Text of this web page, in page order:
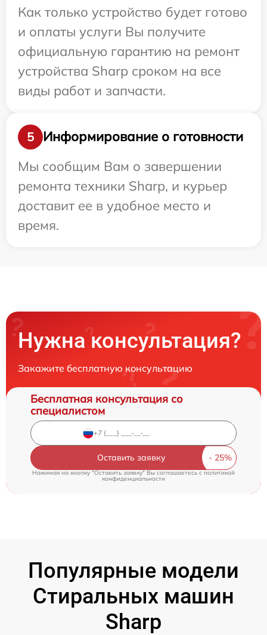
Как только устройство будет готово
и оплаты услуги Вы получите
официальную гарантию на ремонт
устройства Sharp сроком на все
виды работ и запчасти.
5
Информирование о готовности
Мы сообщим Вам о завершении
ремонта техники Sharp, и курьер
доставит ее в удобное место и
время.
Нужна консультация?
Закажите бесплатную консультацию
Бесплатная консультация со
специалистом
Оставить заявку
Нажимая на кнопку "Оставить заявку" Вы соглашаетесь cполитикой
конфиденциальности
Популярные модели
Стиральных машин
Sharp